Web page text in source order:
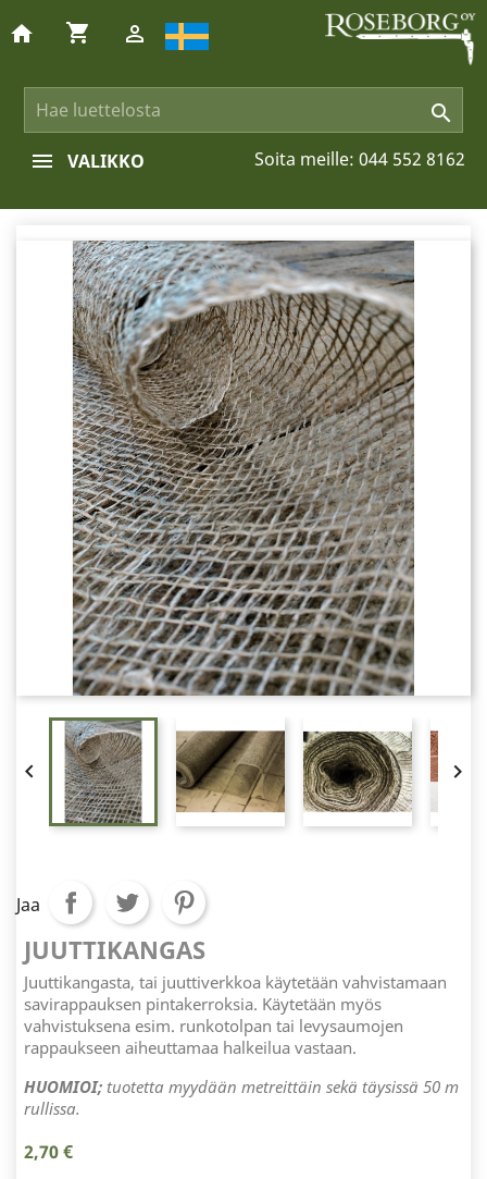

home shopping_cart 
Soita meille: 044 552 8162
VALIKKO
 
Jaa
JUUTTIKANGAS
Juuttikangasta, tai juuttiverkkoa käytetään vahvistamaan
savirappauksen pintakerroksia. Käytetään myös
vahvistuksena esim. runkotolpan tai levysaumojen
rappaukseen aiheuttamaa halkeilua vastaan.
HUOMIOI; tuotetta myydään metreittäin sekä täysissä 50 m
rullissa.
2,70 €